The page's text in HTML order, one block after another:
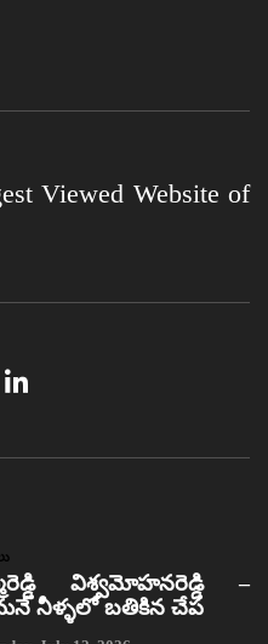
Viewed Website of
విశ్వమోహనరెడ్డి –
నీళ్ళలో బతికిన చేప